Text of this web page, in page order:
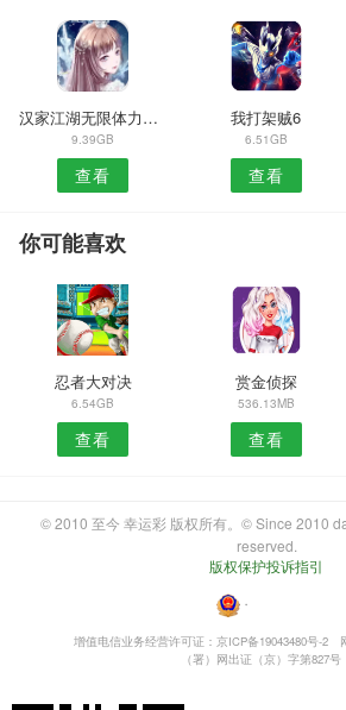
汉家江湖无限体力元宝版
9.39GB
查看
我打架贼6
6.51GB
查看
你可能喜欢
忍者大对决
6.54GB
查看
赏金侦探
536.13MB
查看
© 2010 至今 幸运彩 版权所有。© Since 2010
reserved.
版权保护投诉指引
・
增值电信业务经营许可证：京ICP备19043480号-2
（署）网出证（京）字第827号